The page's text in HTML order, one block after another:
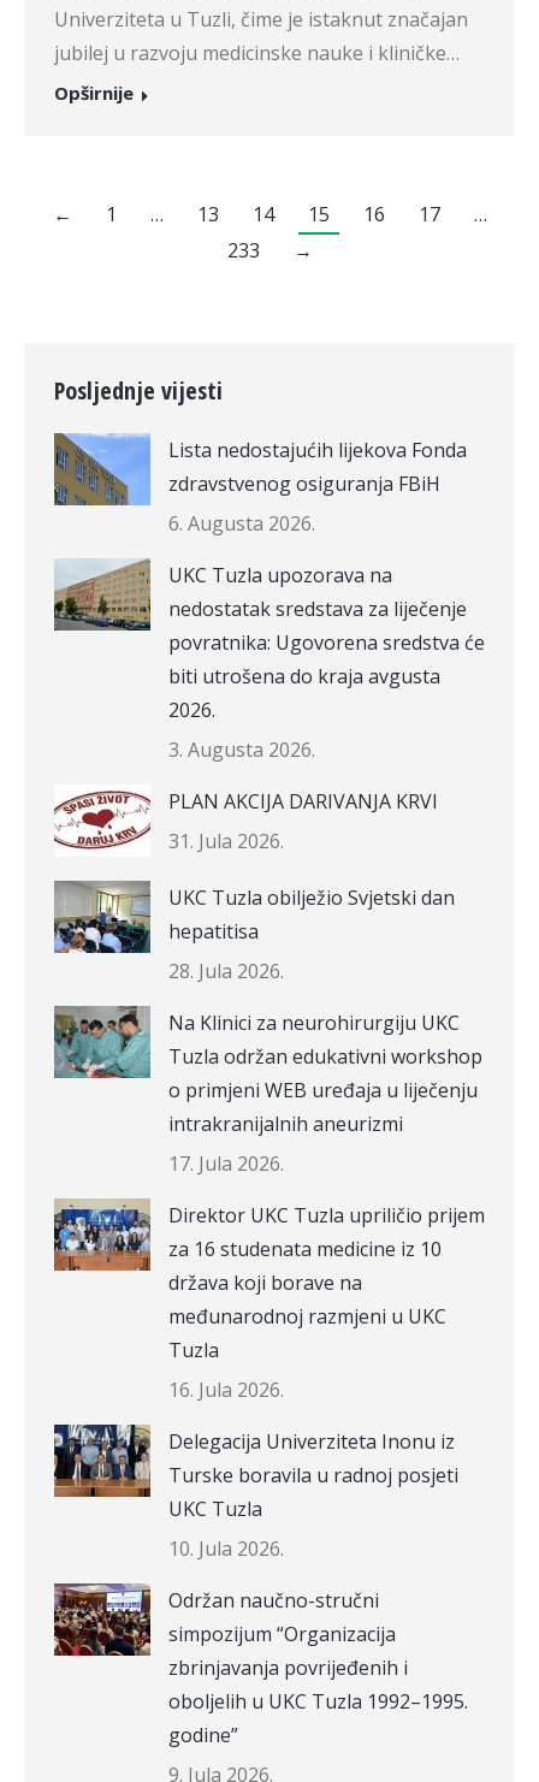
Univerziteta u Tuzli, čime je istaknut značajan
jubilej u razvoju medicinske nauke i kliničke…
Opširnije
← 1 … 13 14 15 16 17
…
233
→
Posljednje vijesti
Lista nedostajućih lijekova Fonda
zdravstvenog osiguranja FBiH
6. Augusta 2026.
UKC Tuzla upozorava na
nedostatak sredstava za liječenje
povratnika: Ugovorena sredstva će
biti utrošena do kraja avgusta
2026.
3. Augusta 2026.
PLAN AKCIJA DARIVANJA KRVI
31. Jula 2026.
UKC Tuzla obilježio Svjetski dan
hepatitisa
28. Jula 2026.
Na Klinici za neurohirurgiju UKC
Tuzla održan edukativni workshop
o primjeni WEB uređaja u liječenju
intrakranijalnih aneurizmi
17. Jula 2026.
Direktor UKC Tuzla upriličio prijem
za 16 studenata medicine iz 10
država koji borave na
međunarodnoj razmjeni u UKC
Tuzla
16. Jula 2026.
Delegacija Univerziteta Inonu iz
Turske boravila u radnoj posjeti
UKC Tuzla
10. Jula 2026.
Održan naučno-stručni
simpozijum “Organizacija
zbrinjavanja povrijeđenih i
oboljelih u UKC Tuzla 1992–1995.
godine”
9. Jula 2026.